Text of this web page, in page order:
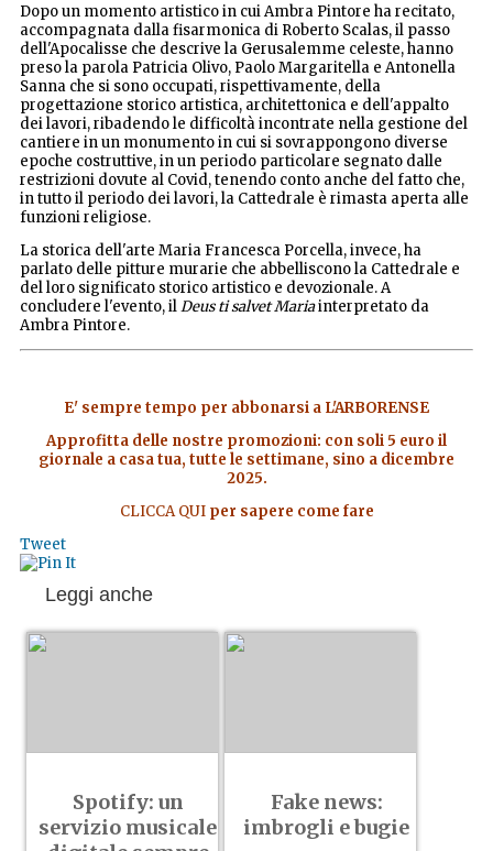
Dopo un momento artistico in cui Ambra Pintore ha recitato,
accompagnata dalla fisarmonica di Roberto Scalas, il passo
dell'Apocalisse che descrive la Gerusalemme celeste, hanno
preso la parola Patricia Olivo, Paolo Margaritella e Antonella
Sanna che si sono occupati, rispettivamente, della
progettazione storico artistica, architettonica e dell'appalto
dei lavori, ribadendo le difficoltà incontrate nella gestione del
cantiere in un monumento in cui si sovrappongono diverse
epoche costruttive, in un periodo particolare segnato dalle
restrizioni dovute al Covid, tenendo conto anche del fatto che,
in tutto il periodo dei lavori, la Cattedrale è rimasta aperta alle
funzioni religiose.
La storica dell'arte Maria Francesca Porcella, invece, ha
parlato delle pitture murarie che abbelliscono la Cattedrale e
del loro significato storico artistico e devozionale. A
concludere l'evento, ilDeus ti salvet Mariainterpretato da
Ambra Pintore.
E' sempre tempo per abbonarsi a L'ARBORENSE
Approfitta delle nostre promozioni: con soli 5 euro il
giornale a casa tua, tutte le settimane, sino a dicembre
2025.
CLICCA QUIper sapere come fare
Tweet
Leggi anche
Spotify: un
servizio musicale
Fake news:
imbrogli e bugie